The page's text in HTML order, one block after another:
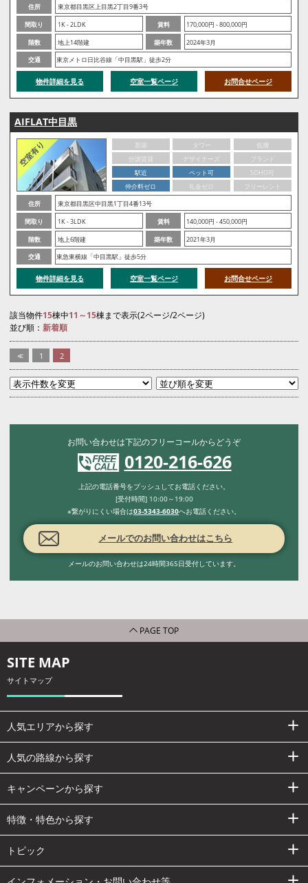
住所
東京都目黒区上目黒2丁目9番3号
間取り
1K - 2LDK 賃料
170,000円 - 800,000円
階数
地上14階建 築年数
2024年3月
交通
東京メトロ日比谷線「中目黒駅」徒歩2分
物件詳細を見る 空室一覧ページ お問合せページ
AIFLAT中目黒
新築 タワー
低層
分譲賃貸
デザイナーズ
ブランド
駅近
ペット可
SOHO可
仲介料ゼロ
礼金ゼロ
フリーレント
住所
東京都目黒区中目黒1丁目4番13号
間取り
1K - 3LDK 賃料
140,000円 - 450,000円
階数
地上6階建 築年数
2021年3月
交通
東急東横線「中目黒駅」徒歩5分
物件詳細を見る 空室一覧ページ お問合せページ
該当物件15棟中11～15棟まで表示(2ページ/2ページ)
並び順： 新着順
<< 1 2
お問い合わせは下記のフリーコールからどうぞ
0120-216-626
上記の電話番号をプッシュしてお電話ください。
[受付時間] 10:00～19:00
※繋がりにくい場合は03-5343-6030へお電話ください。
メールでのお問い合わせはこちら
メールのお問い合わせは24時間365日受付しています。
PAGE TOP
SITE MAP
サイトマップ
人気エリアから探す
人気の路線から探す
キャンペーンから探す
特徴・特色から探す
トピック